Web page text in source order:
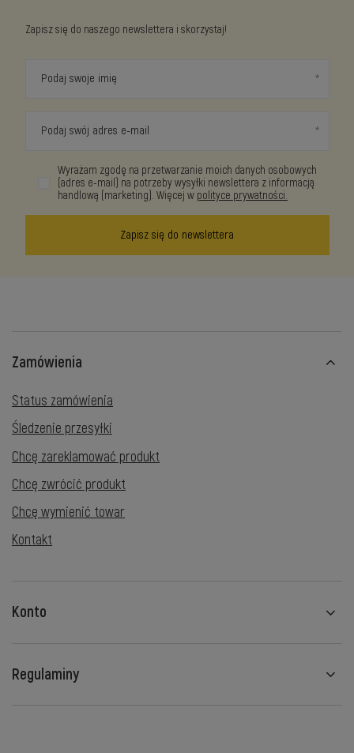
Zapisz się do naszego newslettera i skorzystaj!
Podaj swoje imię
Podaj swój adres e-mail
Wyrażam zgodę na przetwarzanie moich danych osobowych
(adres e-mail) na potrzeby wysyłki newslettera z informacją
handlową (marketing). Więcej w polityce prywatności.
Zapisz się do newslettera
Zamówienia
Status zamówienia
Śledzenie przesyłki
Chcę zareklamować produkt
Chcę zwrócić produkt
Chcę wymienić towar
Kontakt
Konto
Regulaminy